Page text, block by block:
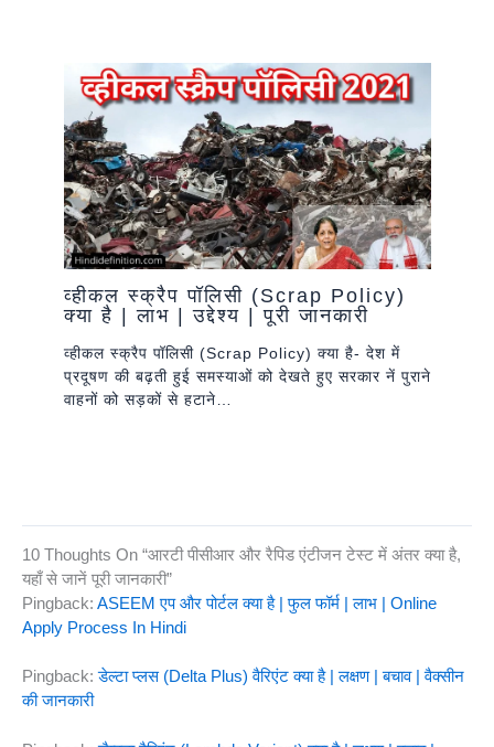
व्हीकल स्क्रैप पॉलिसी (Scrap Policy)
क्या है | लाभ | उद्देश्य | पूरी जानकारी
व्हीकल स्क्रैप पॉलिसी (Scrap Policy) क्या है- देश में
प्रदूषण की बढ़ती हुई समस्याओं को देखते हुए सरकार नें पुराने
वाहनों को सड़कों से हटाने…
10 Thoughts On “आरटी पीसीआर और रैपिड एंटीजन टेस्ट में अंतर क्या है,
यहाँ से जानें पूरी जानकारी”
Pingback: ASEEM एप और पोर्टल क्या है | फुल फॉर्म | लाभ | Online
Apply Process In Hindi
Pingback:डेल्टा प्लस (Delta Plus) वैरिएंट क्या है | लक्षण | बचाव | वैक्सीन
की जानकारी